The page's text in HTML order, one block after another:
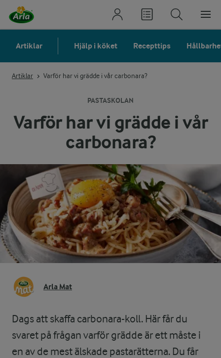
Artiklar Hjälp i köket Recepttips
Artiklar Varför har vi grädde i vår carbonara?
PASTASKOLAN
Varför har vi grädde i vår
carbonara?
Arla Mat
Dags att skaffa carbonara-koll. Här får du
svaret på frågan varför grädde är ett måste i
en av de mest älskade pastarätterna. Du får